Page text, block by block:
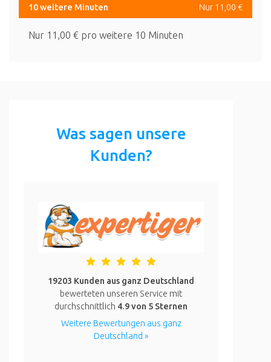
10 weitere Minuten Nur 11,00 €
Nur 11,00 € pro weitere 10 Minuten
Was sagen unsere
Kunden?
19203 Kunden aus ganz Deutschland
bewerteten unseren Service mit
durchschnittlich 4.9von 5 Sternen
Weitere Bewertungen aus ganz
Deutschland »